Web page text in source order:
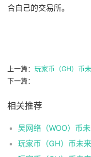
合自己的交易所。
上一篇： 玩家币（GH）币
下一篇：
相关推荐
玩家币（GH）币未